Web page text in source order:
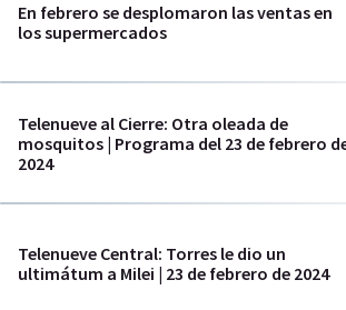
En febrero se desplomaron las ventas en
los supermercados
Telenueve al Cierre: Otra oleada de
mosquitos | Programa del 23 de febrero
2024
Telenueve Central: Torres le dio un
ultimátum a Milei | 23 de febrero de 2024